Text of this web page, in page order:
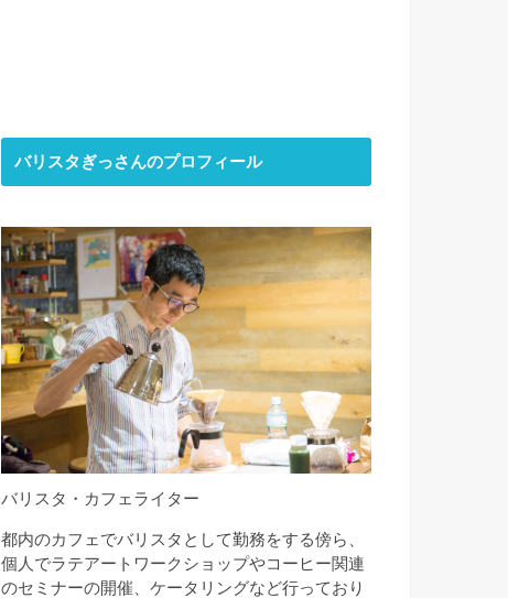
バリスタぎっさんのプロフィール
バリスタ・カフェライター
都内のカフェでバリスタとして勤務をする傍ら、
個人でラテアートワークショップやコーヒー関連
のセミナーの開催、ケータリングなど行っており